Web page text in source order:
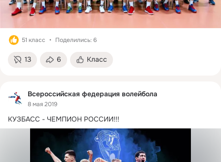
51 класс Поделились: 6
13 6 Класс
Всероссийская федерация волейбола
8 мая 2019
КУЗБАСС - ЧЕМПИОН РОССИИ!!!